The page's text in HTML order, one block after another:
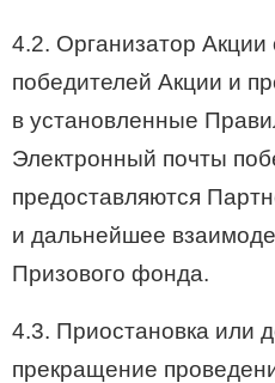
4.2. Организатор Акции
победителей Акции и
в установленные
Электронный почты
предоставляются
и дальнейшее
Призового фонда.
4.3. Приостановка или
прекращение